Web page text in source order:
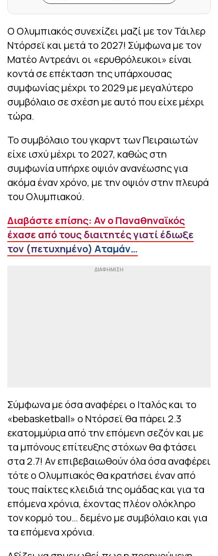
Ο Ολυμπιακός συνεχίζει μαζί με τον Τάιλερ
Ντόρσεϊ και μετά το 2027! Σύμφωνα με τον
Ματέο Αντρεάνι οι «ερυθρόλευκοι» είναι
κοντά σε επέκταση της υπάρχουσας
συμφωνίας μέχρι το 2029 με μεγαλύτερο
συμβόλαιο σε σχέση με αυτό που είχε μέχρι
τώρα.
Το συμβόλαιο του γκαρντ των Πειραιωτών
είχε ισχύ μέχρι το 2027, καθώς στη
συμφωνία υπήρχε οψιόν ανανέωσης για
ακόμα έναν χρόνο, με την οψιόν στην πλευρά
του Ολυμπιακού.
Διαβάστε επίσης: Αν ο Παναθηναϊκός
έχασε από τους διαιτητές γιατί έδιωξε
τον (πετυχημένο) Αταμάν…
Σύμφωνα με όσα αναφέρει ο Ιταλός και το
«bebasketball» ο Ντόρσεϊ θα πάρει 2.3
εκατομμύρια από την επόμενη σεζόν και με
τα μπόνους επίτευξης στόχων θα φτάσει
στα 2.7! Αν επιβεβαιωθούν όλα όσα αναφέρει
τότε ο Ολυμπιακός θα κρατήσει έναν από
τους παίκτες κλειδιά της ομάδας και για τα
επόμενα χρόνια, έχοντας πλέον ολόκληρο
τον κορμό του… δεμένο με συμβόλαιο και για
τα επόμενα χρόνια.